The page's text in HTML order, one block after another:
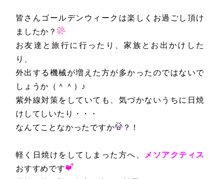
皆さんゴールデンウィークは楽しくお過ごし頂け
ましたか？
お友達と旅行に行ったり、家族とお出かけした
り、
外出する機械が増えた方が多かったのではないで
しょうか（＾＾）♪
紫外線対策をしていても、気づかないうちに日焼
けしてしいたり・・・
なんてことなかったですか
？！
軽く日焼けをしてしまった方へ、
メソアクティス
おすすめです